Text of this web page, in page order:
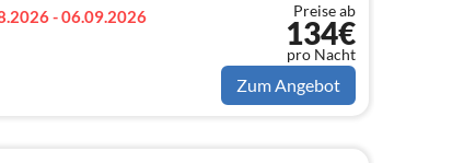
- 06.09.2026 Preise ab
134€
pro Nacht
Zum Angebot